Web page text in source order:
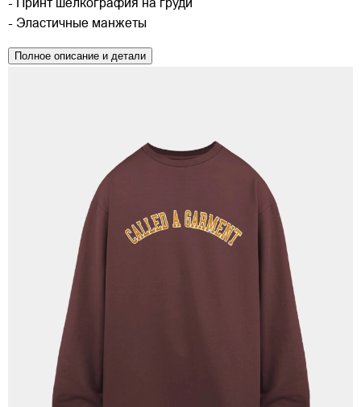
- Принт шелкография на груди
- Эластичные манжеты
Полное описание и детали